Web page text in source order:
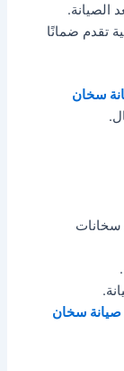
الصيانة.
تقدم ضمانًا
سخان
سخانات
صيانة سخان